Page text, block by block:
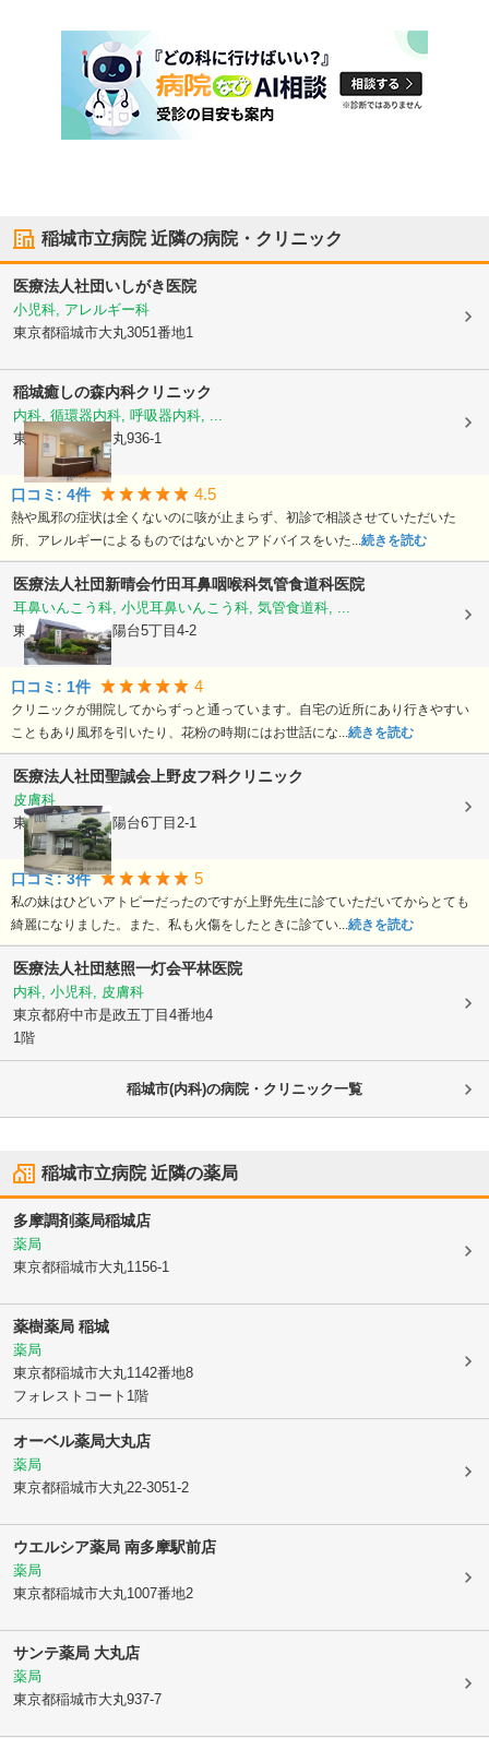
稲城市立病院近隣の病院・クリニック
医療法人社団いしがき医院
小児科, アレルギー科
東京都稲城市大丸3051番地1
稲城癒しの森内科クリニック
内科, 循環器内科, 呼吸器内科, ...
東京都稲城市
大丸936-1
口コミ: 4件 4.5
熱や風邪の症状は全くないのに咳が止まらず、初診で相談させていただいた
所、アレルギーによるものではないかとアドバイスをいた...続きを読む
医療法人社団新晴会竹田耳鼻咽喉科気管食道科医院
耳鼻いんこう科, 小児耳鼻いんこう科, 気管食道科, ...
東京都稲城市向陽台5丁目4-2
口コミ: 1件 4
クリニックが開院してからずっと通っています。自宅の近所にあり行きやすい
こともあり風邪を引いたり、花粉の時期にはお世話にな...続きを読む
医療法人社団聖誠会 上野皮フ科クリニック
皮膚科
東京都稲城市向陽台6丁目2-1
口コミ:3件 5
私の妹はひどいアトピーだったのですが上野先生に診ていただいてからとても
綺麗になりました。また、私も火傷をしたときに診てい...続きを読む
医療法人社団慈照一灯会平林医院
内科, 小児科, 皮膚科
東京都府中市是政五丁目4番地4
1階
稲城市(内科)の病院・クリニック一覧
稲城市立病院近隣の薬局
多摩調剤薬局稲城店
薬局
東京都稲城市大丸1156-1
薬樹薬局 稲城
薬局
東京都稲城市大丸1142番地8
フォレストコート1階
オーベル薬局大丸店
薬局
東京都稲城市大丸22-3051-2
ウエルシア薬局 南多摩駅前店
薬局
東京都稲城市大丸1007番地2
サンテ薬局 大丸店
薬局
東京都稲城市大丸937-7